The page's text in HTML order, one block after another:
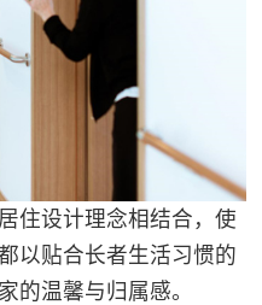
住设计理念相结合，使
以贴合长者生活习惯的
的温馨与归属感。